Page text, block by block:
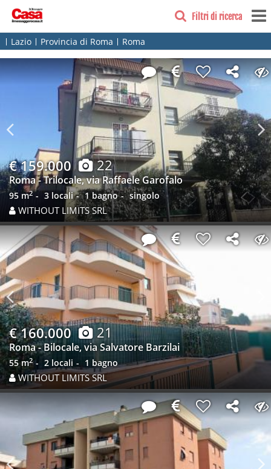
Filtri di ricerca
Lazio Provincia di Roma Roma
Previous
€ 159.000 22
Roma - Trilocale, via Raffaele Garofalo
95 m2 3 locali 1 bagno singolo
WITHOUT LIMITS SRL
Previous
€ 160.000 21
Roma - Bilocale, via Salvatore Barzilai
55 m2 2 locali 1 bagno
WITHOUT LIMITS SRL